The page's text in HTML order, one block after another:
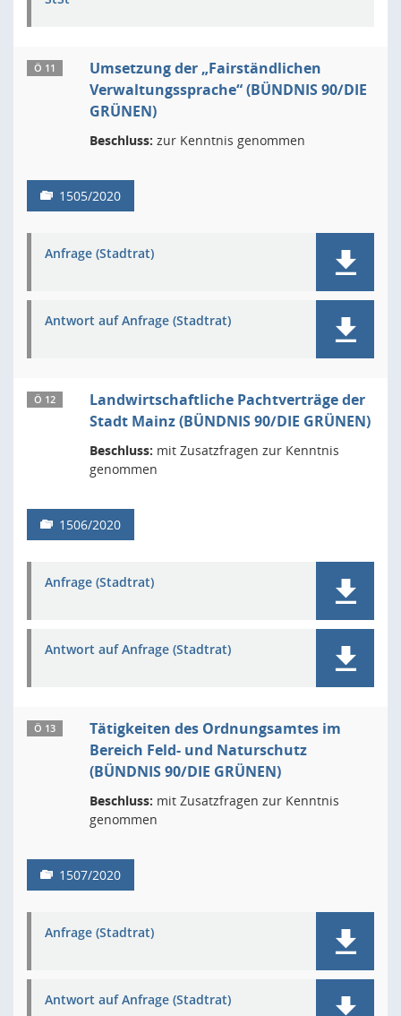
Ö 11
Umsetzung der „Fairständlichen
Verwaltungssprache“ (BÜNDNIS 90/DIE
GRÜNEN)
Beschluss: zur Kenntnis genommen
1505/2020
Anfrage (Stadtrat)
Antwort auf Anfrage (Stadtrat)
Ö 12
Landwirtschaftliche Pachtverträge der
Stadt Mainz (BÜNDNIS 90/DIE GRÜNEN)
Beschluss: mit Zusatzfragen zur Kenntnis
genommen
1506/2020
Anfrage (Stadtrat)
Antwort auf Anfrage (Stadtrat)
Ö 13
Tätigkeiten des Ordnungsamtes im
Bereich Feld- und Naturschutz
(BÜNDNIS 90/DIE GRÜNEN)
Beschluss: mit Zusatzfragen zur Kenntnis
genommen
1507/2020
Anfrage (Stadtrat)
Antwort auf Anfrage (Stadtrat)